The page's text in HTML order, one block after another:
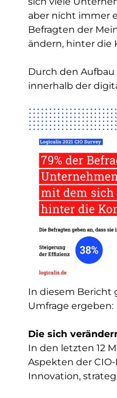
aber nicht immer
Befragten der
ändern, hinter die
Durch den
innerhalb der
In diesem Bericht
Umfrage ergeben:
Die sich
In den letzten 12
Aspekten der
Innovation,